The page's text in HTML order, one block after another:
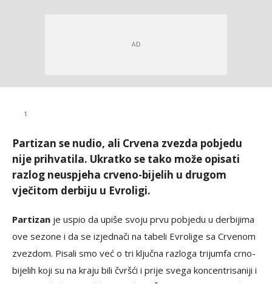
AUTOR
1
Partizan se nudio, ali Crvena zvezda pobjedu
nije prihvatila. Ukratko se tako može opisati
razlog neuspjeha crveno-bijelih u drugom
vječitom derbiju u Evroligi.
Partizan je uspio da upiše svoju prvu pobjedu u derbijima
ove sezone i da se izjednači na tabeli Evrolige sa Crvenom
zvezdom. Pisali smo već o tri ključna razloga trijumfa crno-
bijelih koji su na kraju bili čvršći i prije svega koncentrisaniji i